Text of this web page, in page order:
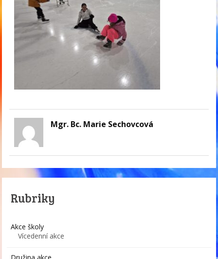
Mgr. Bc. Marie Sechovcová
Rubriky
Akce školy
Vícedenní akce